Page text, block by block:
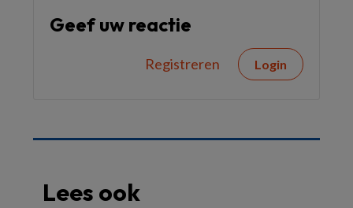
Geef uw reactie
Registreren Login
Lees ook